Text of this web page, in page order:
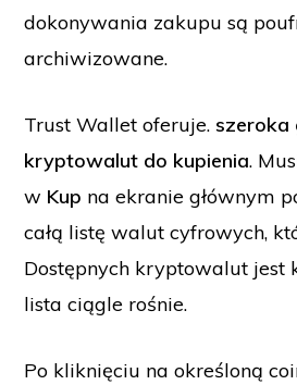
dokonywania zakupu są
archiwizowane.
Trust Wallet oferuje.szeroka
kryptowalut do kupienia.
w Kup na ekranie głównym
całą listę walut cyfrowych,
Dostępnych kryptowalut jest
lista ciągle rośnie.
Po kliknięciu na określoną